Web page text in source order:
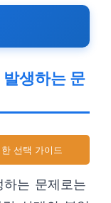
생하는 문
선택 가이드
는 문제로는